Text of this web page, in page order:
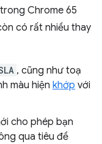
Chrome 65
có rất nhiều thay
, cũng như toạ
màu hiện khớp với
cho phép bạn
qua tiêu đề